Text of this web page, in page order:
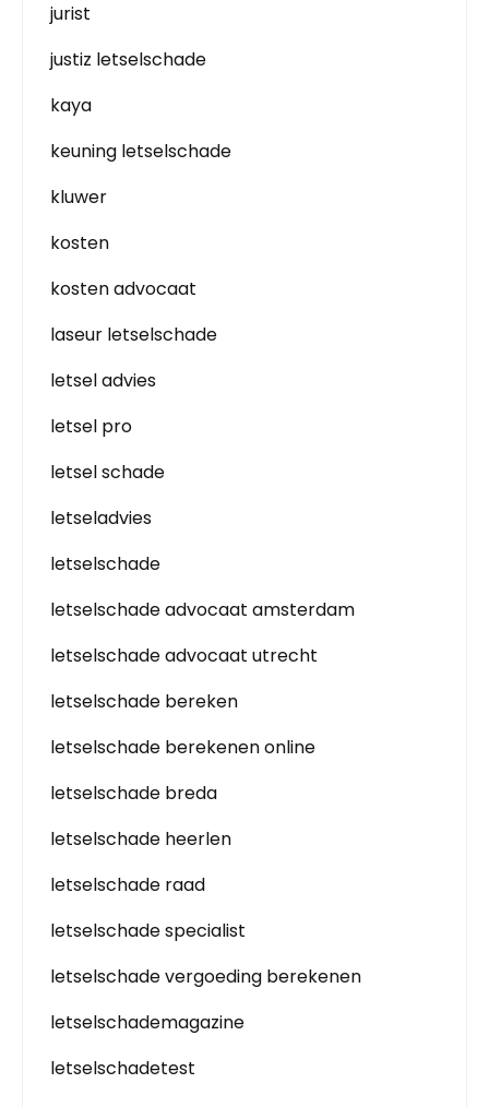
jurist
justiz letselschade
kaya
keuning letselschade
kluwer
kosten
kosten advocaat
laseur letselschade
letsel advies
letsel pro
letsel schade
letseladvies
letselschade
letselschade advocaat amsterdam
letselschade advocaat utrecht
letselschade bereken
letselschade berekenen online
letselschade breda
letselschade heerlen
letselschade raad
letselschade specialist
letselschade vergoeding berekenen
letselschademagazine
letselschadetest